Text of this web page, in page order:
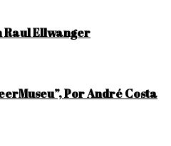
Raul Ellwanger
Por André Costa